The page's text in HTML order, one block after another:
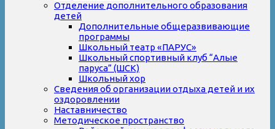
Отделение дополнительного образования
детей
Дополнительные общеразвивающие
программы
Школьный театр «ПАРУС»
Школьный спортивный клуб “Алые
паруса” (ШСК)
Школьный хор
Сведения об организации отдыха детей и их
оздоровлении
Наставничество
Методическое пространство